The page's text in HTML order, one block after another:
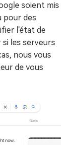
soient mis
pour des
l'état de
si les serveurs
nous vous
de vous